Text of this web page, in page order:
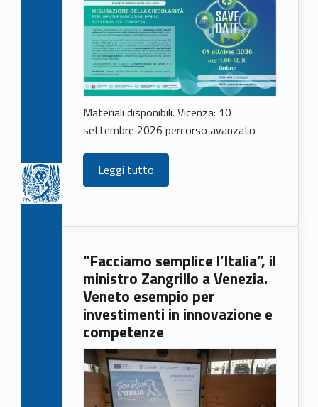
Materiali disponibili. Vicenza: 10
settembre 2026 percorso avanzato
Leggi tutto
“Facciamo semplice l’Italia”, il
ministro Zangrillo a Venezia.
Veneto esempio per
investimenti in innovazione e
competenze